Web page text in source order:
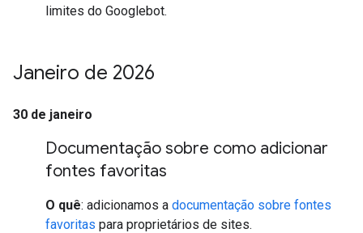
limites do Googlebot.
Janeiro de 2026
30 de janeiro
Documentação sobre como adicionar
fontes favoritas
O quê: adicionamos a documentação sobre fontes
favoritas para proprietários de sites.